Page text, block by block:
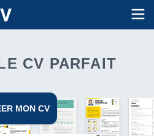
CV PARFAIT
MON CV